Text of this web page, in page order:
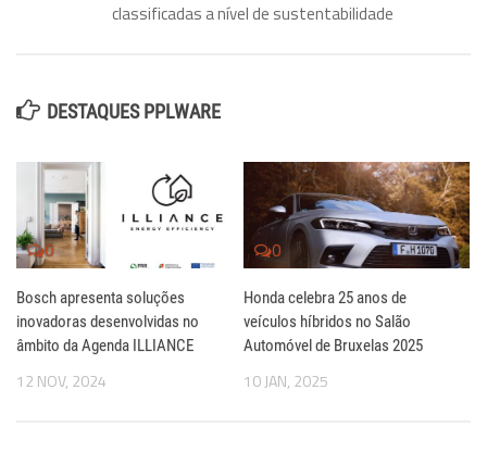
classificadas a nível de sustentabilidade
DESTAQUES PPLWARE
0
Bosch apresenta soluções
inovadoras desenvolvidas no
âmbito da Agenda ILLIANCE
12 NOV, 2024
0
Honda celebra 25 anos de
veículos híbridos no Salão
Automóvel de Bruxelas 2025
10 JAN, 2025